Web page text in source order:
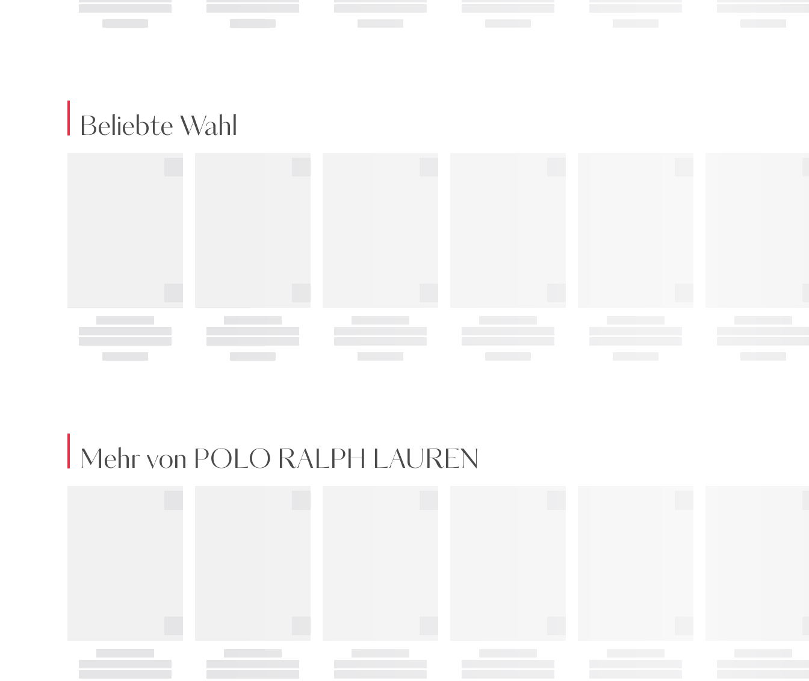
Beliebte Wahl
Mehr von POLO RALPH LAUREN